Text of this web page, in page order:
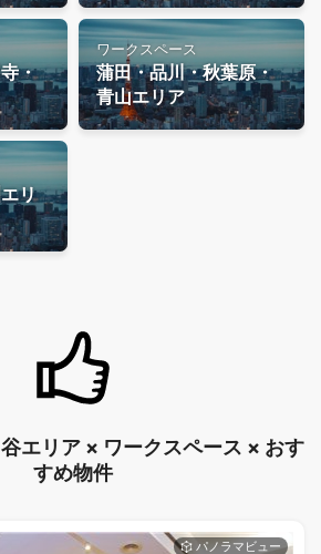
・
ワークスペース
蒲田・品川・秋葉原・
青山エリア
リ
エリア × ワークスペース × おす
すめ物件